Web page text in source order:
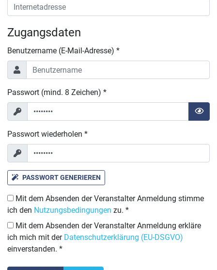
Zugangsdaten
Benutzername (E-Mail-Adresse) *
Passwort (mind. 8 Zeichen) *
Passwort wiederholen *
PASSWORT GENERIEREN
ich den Nutzungsbedingungen
zu. *
ich mich mit der Datenschutzerklärung (EU-DSGVO)
einverstanden. *